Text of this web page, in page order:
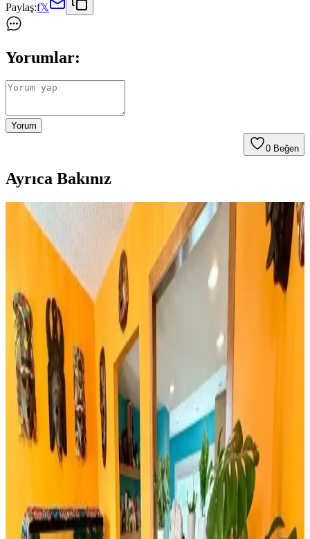
Paylaş:f𝕏
Yorumlar:
Yorum
0 Beğen
Ayrıca Bakınız
Huzur Party Store 5 Metre Yeşil Çam Dalı ve Işıklı
Çam Dalı Karşılaştırması
İki farklı yeşil çam dalı ürününün detaylı özellikleri, kullanıcı
yorumları ve kullanım alanları karşılaştırmasıyla yılbaşı
dekorasyonunuza en uygun seçimi yapın.
Rattan Ayakkabılık: Doğal Şıklık ve Fonksiyonellik
Sunan Dekorasyon Seçeneği
Rattan ayakkabılık, doğal malzeme kullanımı ve estetik
görünümüyle modern ve sürdürülebilir dekorasyonun vazgeçilmez
parçasıdır. Hafifliği ve dayanıklılığıyla fonksiyonel çözümler sunar.
Bambu Stor Perdeler Karşılaştırması: Evesen ve
Linadora Modellerinin Özellikleri ve Farkları
Evesen ve Linadora bambu stor perdelerinin tasarım, dayanıklılık ve
kullanım kolaylığı açısından detaylı karşılaştırması. En uygun
seçeneği belirlemenize yardımcı olur.
Bosch TSM6A011W ve Musullu Kahve Baharat
Öğütücü Karşılaştırması